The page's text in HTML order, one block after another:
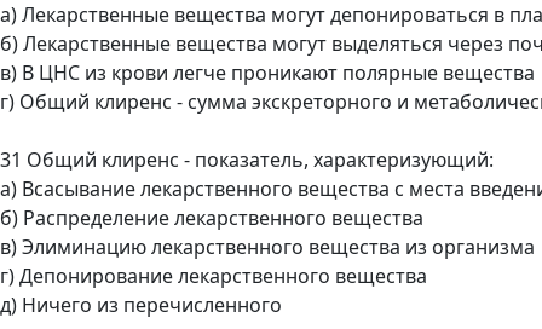
а) Лекарственные вещества могут депонироваться в
б) Лекарственные вещества могут выделяться через
в) В ЦНС из крови легче проникают полярные вещества
г) Общий клиренс - сумма экскреторного и
31 Общий клиренс - показатель, характеризующий:
а) Всасывание лекарственного вещества с места
б) Распределение лекарственного вещества
в) Элиминацию лекарственного вещества из организма
г) Депонирование лекарственного вещества
д) Ничего из перечисленного